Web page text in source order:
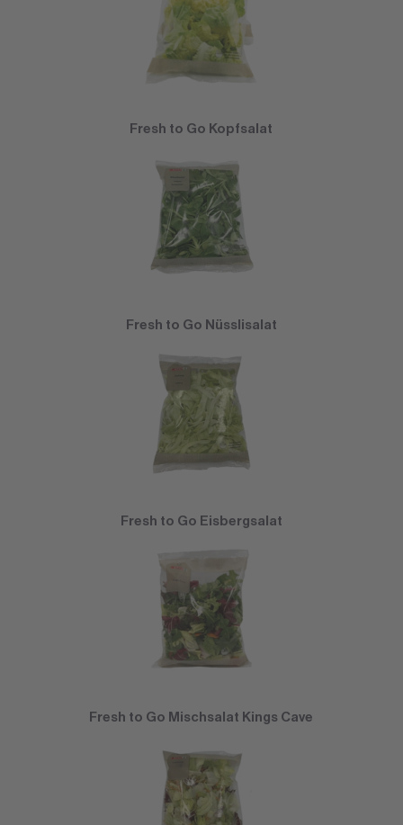
Fresh to Go Kopfsalat
Fresh to Go Nüsslisalat
Fresh to Go Eisbergsalat
Fresh to Go Mischsalat Kings Cave